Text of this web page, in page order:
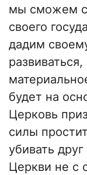
мы сможем
своего
дадим
будет на
Церковь
силы
убивать
Церкви не с